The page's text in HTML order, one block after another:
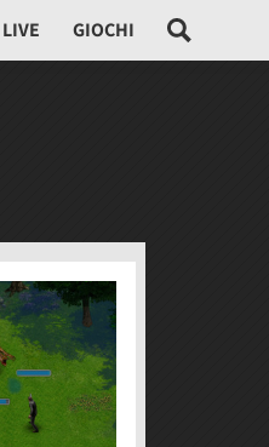
LIVE GIOCHI